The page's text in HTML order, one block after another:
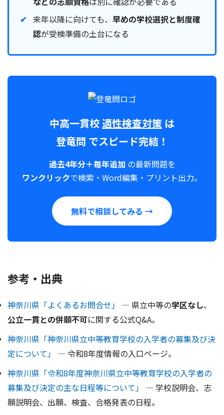
来年以降に向けても、 早めの学校選択と制度確
認が受検準備の土台になる
中高一貫校適性検査対策 は
登竜問 でスピード完結！
過去4年分＋毎年追加 の最新問題を
ワンクリックで検索・Word編集・プリント出力。
無料で相談してみる →
参考・出典
神奈川県「よくあるお問合せ」 ― 県立中等の学区なし、
公立一貫との併願不可に関する公式Q&A。
神奈川県「神奈川県立中等教育学校の入学者の募集及び決
定について」
― 令和8年度情報の入口ページ。
神奈川県「令和8年度神奈川県立中等教育学校の入学者の
募集及び決定の主な日程等について」
― 学校説明会、志
願説明会、出願、検査、合格発表の日程。